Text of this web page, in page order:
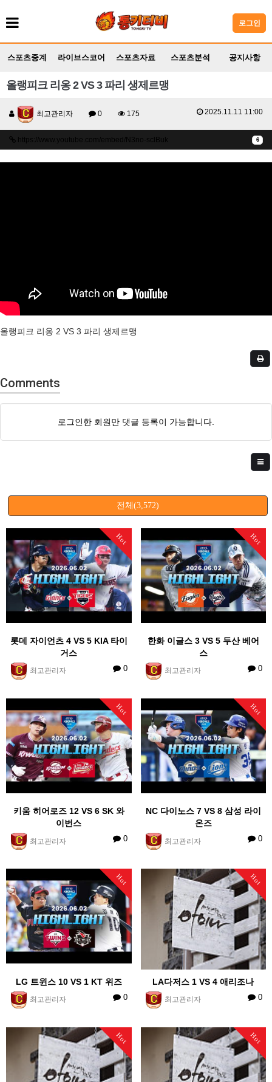
로그인
스포츠중계 라이브스코어 스포츠자료 스포츠분석 공지사항
올랭피크 리옹 2 VS 3 파리 생제르맹
최고관리자 0 175 2025.11.11 11:00
6
https://www.youtube.com/embed/N3no-sclBuk
올랭피크 리옹 2 VS 3 파리 생제르맹
Comments
로그인한 회원만 댓글 등록이 가능합니다.
전체(3,572)
Hot
롯데 자이언츠 4 VS 5 KIA 타이
거스
최고관리자 0
Hot
한화 이글스 3 VS 5 두산 베어
스
최고관리자 0
Hot
키움 히어로즈 12 VS 6 SK 와
이번스
최고관리자 0
Hot
NC 다이노스 7 VS 8 삼성 라이
온즈
최고관리자 0
Hot
LG 트윈스 10 VS 1 KT 위즈
최고관리자 0
Hot
LA다저스 1 VS 4 애리조나
최고관리자 0
Hot Hot